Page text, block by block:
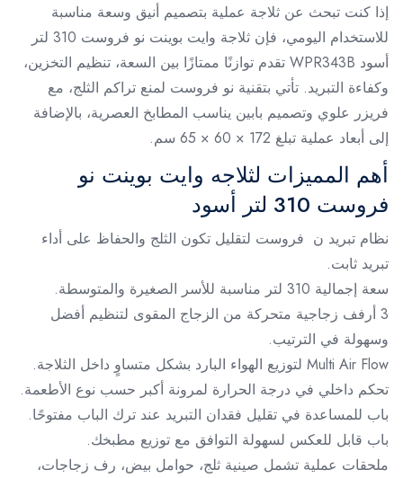
إذا كنت تبحث عن ثلاجة عملية بتصميم أنيق وسعة مناسبة
للاستخدام اليومي، فإن ثلاجة وايت بوينت نو فروست 310 لتر
أسود WPR343B تقدم توازنًا ممتازًا بين السعة، تنظيم التخزين،
وكفاءة التبريد. تأتي بتقنية نو فروست لمنع تراكم الثلج، مع
فريزر علوي وتصميم بابين يناسب المطابخ العصرية، بالإضافة
إلى أبعاد عملية تبلغ 172 × 60 × 65 سم.
أهم المميزات لثلاجه وايت بوينت نو
فروست 310 لتر أسود
نظام تبريد ن فروست لتقليل تكون الثلج والحفاظ على أداء
تبريد ثابت.
سعة إجمالية 310 لتر مناسبة للأسر الصغيرة والمتوسطة.
3 أرفف زجاجية متحركة من الزجاج المقوى لتنظيم أفضل
وسهولة في الترتيب.
Multi Air Flow لتوزيع الهواء البارد بشكل متساوٍ داخل الثلاجة.
تحكم داخلي في درجة الحرارة لمرونة أكبر حسب نوع الأطعمة.
باب للمساعدة في تقليل فقدان التبريد عند ترك الباب مفتوحًا.
باب قابل للعكس لسهولة التوافق مع توزيع مطبخك.
ملحقات عملية تشمل صينية ثلج، حوامل بيض، رف زجاجات،